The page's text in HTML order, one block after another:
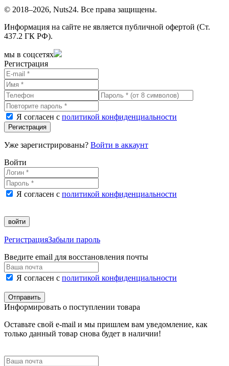
© 2018–2026, Nuts24. Все права защищены.
Информация на сайте не является публичной офертой (Ст.
437.2 ГК РФ).
мы в соцсетях
Регистрация
Я согласен с политикой конфиденциальности
Регистрация
Уже зарегистрированы? Войти в аккаунт
Войти
Я согласен с политикой конфиденциальности
войти
РегистрацияЗабыли пароль
Введите email для восстановления почты
Я согласен с политикой конфиденциальности
Отправить
Информировать о поступлении товара
Оставьте свой e-mail и мы пришлем вам уведомление, как
только данный товар снова будет в наличии!